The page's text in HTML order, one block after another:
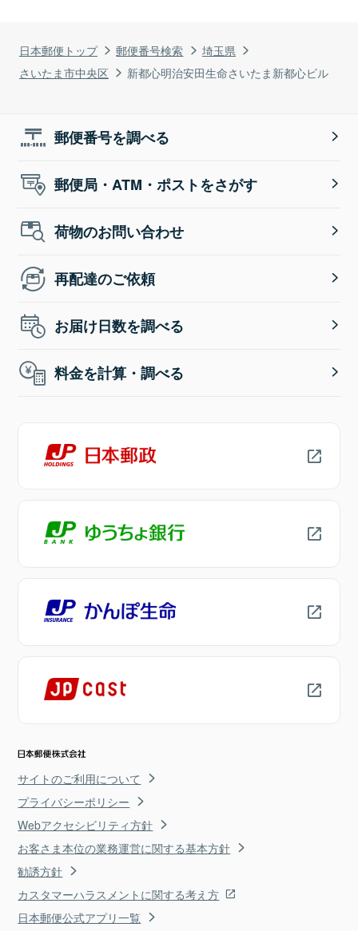
日本郵便トップ 郵便番号検索
埼玉県
さいたま市中央区
新都心明治安田生命さいたま新都心ビル
郵便番号を調べる
郵便局・ATM・ポストをさがす
荷物のお問い合わせ
再配達のご依頼
お届け日数を調べる
料金を計算・調べる
サイトのご利用について
プライバシーポリシー
Webアクセシビリティ方針
お客さま本位の業務運営に関する基本方針
勧誘方針
カスタマーハラスメントに関する考え方
日本郵便公式アプリ一覧